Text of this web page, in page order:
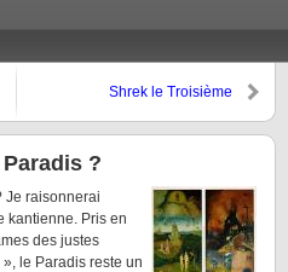
Shrek le Troisième
?
Je raisonnerai
kantienne. Pris en
des justes
le Paradis reste un